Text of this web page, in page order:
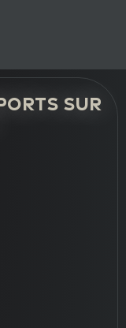
sur